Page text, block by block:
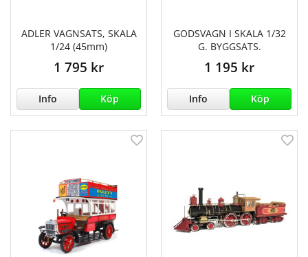
ADLER VAGNSATS, SKALA
1/24 (45mm)
1 795 kr
Info Köp
GODSVAGN I SKALA 1/32
G. BYGGSATS.
1 195 kr
Info Köp